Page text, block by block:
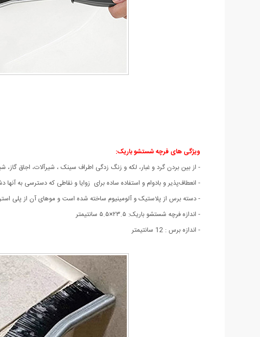
ویژگی های فرچه شستشو باریک:
- از بین بردن گرد و غبار، لکه و زنگ زدگی اطراف سینک ، شیرآلات، اجاق
- انعطاف‌پذیر و بادوام و استفاده ساده برای زوایا و نقاطی که دسترسی به آنها
- دسته برس از پلاستیک و آلومینیوم ساخته شده است و موهای آن از پلی
- اندازه فرچه شستشو باریک: ۲۳.۵×۵.۵ سانتیمتر
- اندازه برس : 12 سانتیمتر